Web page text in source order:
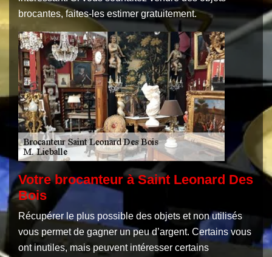
brocantes, faites-les estimer gratuitement.
Votre brocanteur à Saint Leonard Des
Bois
Récupérer le plus possible des objets et non utilisés
vous permet de gagner un peu d’argent. Certains vous
ont inutiles, mais peuvent intéresser certains